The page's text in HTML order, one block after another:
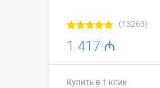
(13263)
1 417 ₼
Купить в 1 клик